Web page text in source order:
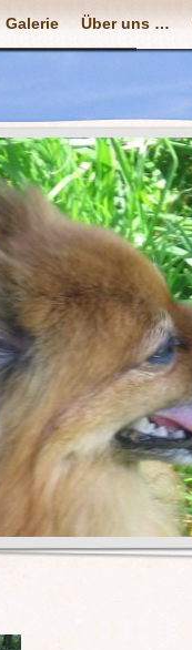
Galerie Über uns …